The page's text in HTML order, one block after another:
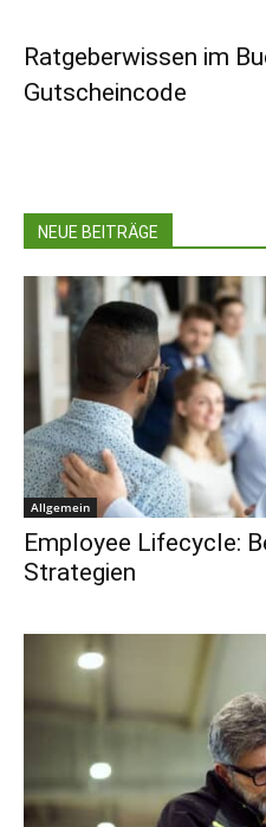
Ratgeberwissen im
Gutscheincode
NEUE BEITRÄGE
Allgemein
Employee Lifecycle:
Strategien